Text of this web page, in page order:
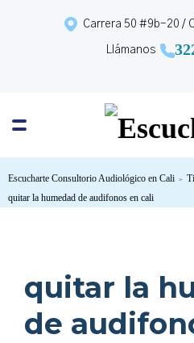
Carrera 50 #9b-20 /
Llámanos
Escucharte Consultorio Audiológico en Cali >
quitar la humedad de audifonos en cali
quitar la
de